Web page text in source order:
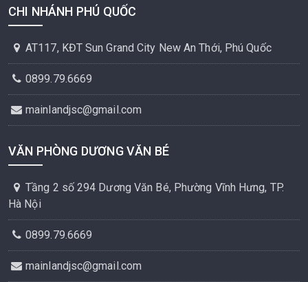
CHI NHÁNH PHÚ QUỐC
AT117, KĐT Sun Grand City New An Thới, Phú Quốc
0899.79.6669
mainlandjsc@gmail.com
VĂN PHÒNG DƯƠNG VĂN BÉ
Tầng 2 số 294 Dương Văn Bé, Phường Vĩnh Hưng, TP.
Hà Nội
0899.79.6669
mainlandjsc@gmail.com